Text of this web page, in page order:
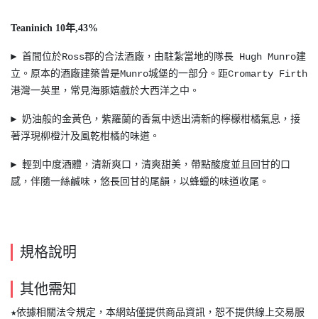
Teaninich 10年,43%
► 首間位於Ross郡的合法酒廠，由駐紮當地的隊長 Hugh Munro建
立。原本的酒廠建築曾是Munro城堡的一部分。距Cromarty Firth
港灣一英里，常見海豚嬉戲於大西洋之中。
► 奶油般的金黃色，紫羅蘭的香氣中透出清新的檸檬柑橘氣息，接
著浮現柳橙汁及風乾柑橘的味道。
► 輕到中度酒體，清新爽口，清爽甜美，帶點酸度並且回甘的口
感，伴隨一絲鹹味，悠長回甘的尾韻，以蜂蠟的味道收尾。
規格說明
其他需知
★依據相關法令規定，本網站僅提供商品資訊，恕不提供線上交易服